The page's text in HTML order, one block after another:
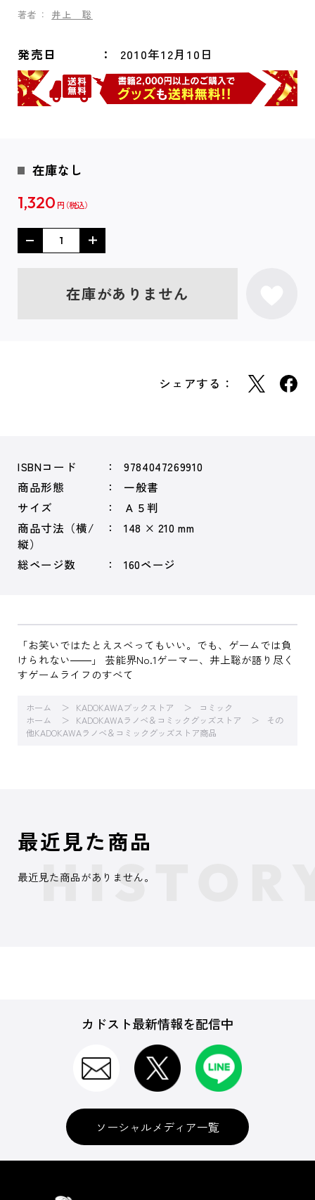
著者： 井上 聡
発売日 2010年12月10日
在庫なし
1,320 円
在庫がありません
シェアする：
ISBNコード
9784047269910
商品形態
一般書
サイズ
Ａ５判
商品寸法（横/
縦）
148 × 210 mm
総ページ数 160ページ
「お笑いではたとえスベってもいい。でも、ゲームでは負
けられない――」 芸能界No.1ゲーマー、井上聡が語り尽く
すゲームライフのすべて
ホーム KADOKAWAブックストア
コミック
ホーム
KADOKAWAラノベ＆コミックグッズストア
その
他KADOKAWAラノベ＆コミックグッズストア商品
最近見た商品
最近見た商品がありません。
カドスト最新情報を配信中
ソーシャルメディア一覧